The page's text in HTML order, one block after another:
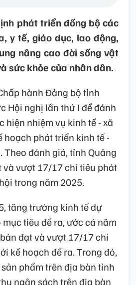
phát triển đồng bộ các
y tế, giáo dục, lao động,
nâng cao đời sống vật
sức khỏe của nhân dân.
hành Đảng bộ tỉnh
Hội nghị lần thứ I để đánh
hiện nhiệm vụ kinh tế - xã
hoạch phát triển kinh tế -
Theo đánh giá, tỉnh Quảng
và vượt 17/17 chỉ tiêu phát
trong năm 2025.
tăng trưởng kinh tế dự
tiêu đề ra, ước cả năm
đạt và vượt 17/17 chỉ
kế hoạch đề ra. Trong đó,
phẩm trên địa bàn tỉnh
ngân sách trên địa bàn